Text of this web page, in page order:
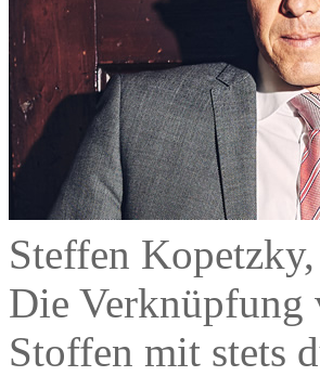
Steffen
Die Verknüpfung
Stoffen mit stets